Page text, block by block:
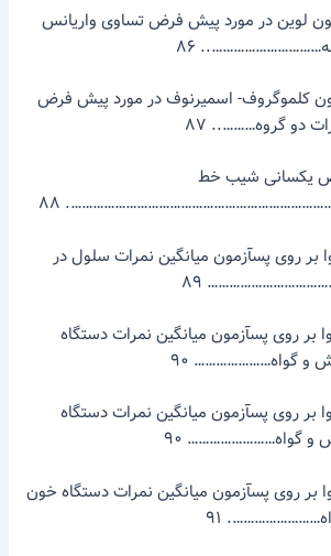
آزمون لوین در مورد پیش فرض تساوی واریانس
۸۶
آزمون کلموگروف- اسمیرنوف در مورد پیش فرض
دو گروه……….. ۸۷
فرض یکسانی شیب خط
۸۸
آنکوا بر روی پس­آزمون میانگین نمرات سلول در
۸۹
آنکوا بر روی پس­آزمون میانگین نمرات دستگاه
و گواه………………… ۹۰
آنکوا بر روی پس­آزمون میانگین نمرات دستگاه
و گواه…………………… ۹۰
آنکوا بر روی پس­آزمون میانگین نمرات دستگاه خون
۹۱